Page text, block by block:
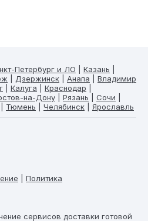
Петербург и ЛО Казань
Дзержинск Анапа
Владимир
Калуга Краснодар
на-Дону Рязань Сочи
Тюмень Челябинск Ярославль
Политика
сервисов доставки готовой